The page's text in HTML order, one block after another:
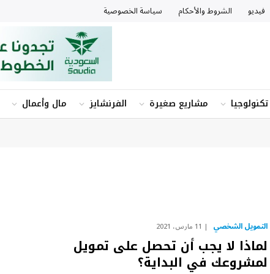
فيديو الشروط والأحكام سياسة الخصوصية
تكنولوجيا مشاريع صغيرة الفرنشايز مال وأعمال
التمويل الشخصي 11 مارس، 2021
لماذا لا يجب أن تحصل على تمويل
لمشروعك في البداية؟